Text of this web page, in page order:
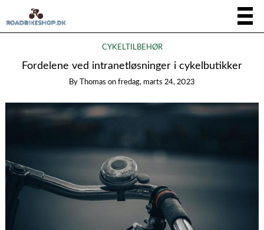
CYKELTILBEHØR
Fordelene ved intranetløsninger i cykelbutikker
By Thomas on fredag, marts 24, 2023